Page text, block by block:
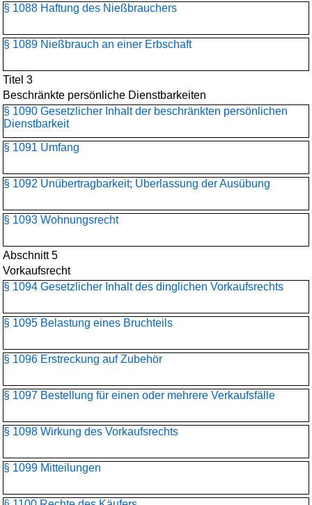
§ 1088 Haftung des Nießbrauchers
§ 1089 Nießbrauch an einer Erbschaft
Titel 3
Beschränkte persönliche Dienstbarkeiten
§ 1090 Gesetzlicher Inhalt der beschränkten persönlichen
Dienstbarkeit
§ 1091 Umfang
§ 1092 Unübertragbarkeit; Überlassung der Ausübung
§ 1093 Wohnungsrecht
Abschnitt 5
Vorkaufsrecht
§ 1094 Gesetzlicher Inhalt des dinglichen Vorkaufsrechts
§ 1095 Belastung eines Bruchteils
§ 1096 Erstreckung auf Zubehör
§ 1097 Bestellung für einen oder mehrere Verkaufsfälle
§ 1098 Wirkung des Vorkaufsrechts
§ 1099 Mitteilungen